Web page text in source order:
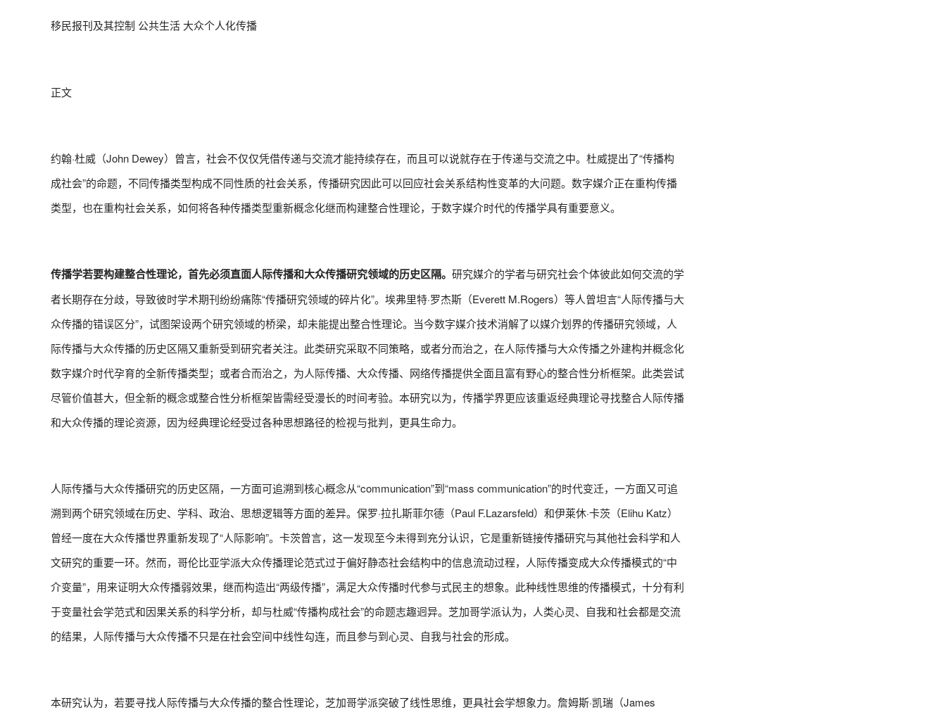
移民报刊及其控制 公共生活 大众个人化传播
正文
约翰·杜威（John Dewey）曾言，社会不仅仅凭借传递与交流才能持续存在，而且可以说就存在于传递与交流之中。杜威提出了“传播构
成社会”的命题，不同传播类型构成不同性质的社会关系，传播研究因此可以回应社会关系结构性变革的大问题。数字媒介正在重构传播
类型，也在重构社会关系，如何将各种传播类型重新概念化继而构建整合性理论，于数字媒介时代的传播学具有重要意义。
传播学若要构建整合性理论，首先必须直面人际传播和大众传播研究领域的历史区隔。 研究媒介的学者与研究社会个体彼此如何交流的学
者长期存在分歧，导致彼时学术期刊纷纷痛陈“传播研究领域的碎片化”。埃弗里特·罗杰斯（Everett M.Rogers）等人曾坦言“人际传播与大
众传播的错误区分”，试图架设两个研究领域的桥梁，却未能提出整合性理论。当今数字媒介技术消解了以媒介划界的传播研究领域，人
际传播与大众传播的历史区隔又重新受到研究者关注。此类研究采取不同策略，或者分而治之，在人际传播与大众传播之外建构并概念化
数字媒介时代孕育的全新传播类型；或者合而治之，为人际传播、大众传播、网络传播提供全面且富有野心的整合性分析框架。此类尝试
尽管价值甚大，但全新的概念或整合性分析框架皆需经受漫长的时间考验。本研究以为，传播学界更应该重返经典理论寻找整合人际传播
和大众传播的理论资源，因为经典理论经受过各种思想路径的检视与批判，更具生命力。
人际传播与大众传播研究的历史区隔，一方面可追溯到核心概念从“communication”到“mass communication”的时代变迁，一方面又可追
溯到两个研究领域在历史、学科、政治、思想逻辑等方面的差异。保罗·拉扎斯菲尔德（Paul F.Lazarsfeld）和伊莱休·卡茨（Elihu Katz）
曾经一度在大众传播世界重新发现了“人际影响”。卡茨曾言，这一发现至今未得到充分认识，它是重新链接传播研究与其他社会科学和人
文研究的重要一环。然而，哥伦比亚学派大众传播理论范式过于偏好静态社会结构中的信息流动过程，人际传播变成大众传播模式的“中
介变量”，用来证明大众传播弱效果，继而构造出“两级传播”，满足大众传播时代参与式民主的想象。此种线性思维的传播模式，十分有利
于变量社会学范式和因果关系的科学分析，却与杜威“传播构成社会”的命题志趣迥异。芝加哥学派认为，人类心灵、自我和社会都是交流
的结果，人际传播与大众传播不只是在社会空间中线性勾连，而且参与到心灵、自我与社会的形成。
本研究认为，若要寻找人际传播与大众传播的整合性理论，芝加哥学派突破了线性思维，更具社会学想象力。詹姆斯·凯瑞（James